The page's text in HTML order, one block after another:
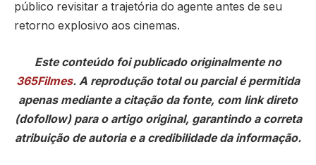
público revisitar a trajetória do agente antes de seu
retorno explosivo aos cinemas.
Este conteúdo foi publicado originalmente no
365Filmes. A reprodução total ou parcial é permitida
apenas mediante a citação da fonte, com link direto
(dofollow) para o artigo original, garantindo a correta
atribuição de autoria e a credibilidade da informação.